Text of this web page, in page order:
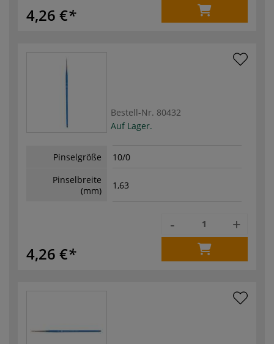
4,26 €
Bestell-Nr. 80432
Auf Lager.
Pinselgröße
10/0
Pinselbreite
(mm)
1,63
4,26 €
- +